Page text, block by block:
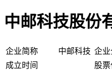
中邮科技股份
企业简称 中邮科技 企
成立时间
股